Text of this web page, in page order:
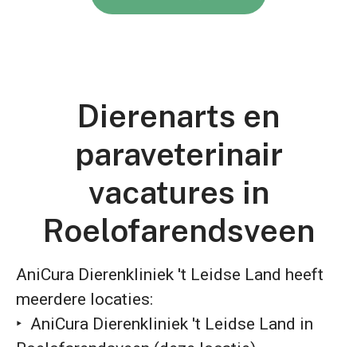
Dierenarts en
paraveterinair
vacatures in
Roelofarendsveen
AniCura Dierenkliniek 't Leidse Land heeft
meerdere locaties:
‣ AniCura Dierenkliniek 't Leidse Land in